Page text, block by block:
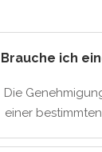
Brauche ich
Die
einer